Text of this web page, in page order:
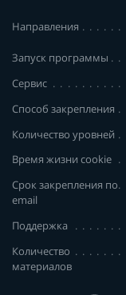
Направления
Запуск программы
Сервис
Способ закрепления
Количество уровней
Время жизни cookie
Срок закрепления по
email
Поддержка
Количество
материалов